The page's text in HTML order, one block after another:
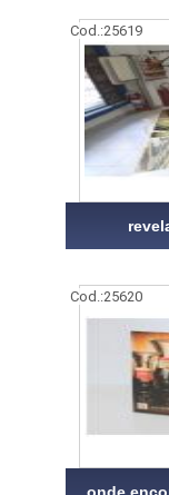
Cod.:25619
Cod.:25620
onde